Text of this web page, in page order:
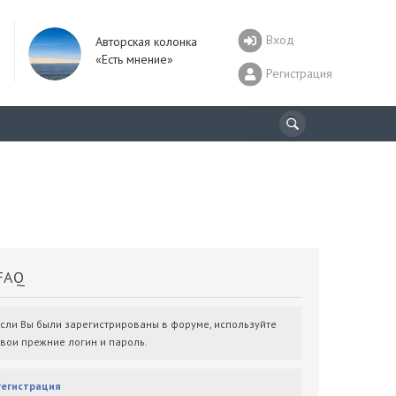
Авторская колонка
«Есть мнение»
Вход
Регистрация
Вы были зарегистрированы в форуме, используйте
прежние логин и пароль.